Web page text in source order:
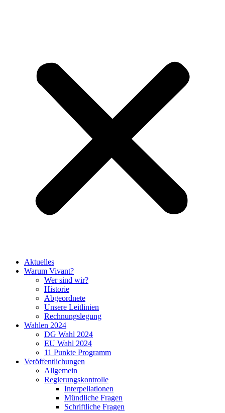
Aktuelles
Warum Vivant?
Wer sind wir?
Historie
Abgeordnete
Unsere Leitlinien
Rechnungslegung
Wahlen 2024
DG Wahl 2024
EU Wahl 2024
11 Punkte Programm
Veröffentlichungen
Allgemein
Regierungskontrolle
Interpellationen
Mündliche Fragen
Schriftliche Fragen